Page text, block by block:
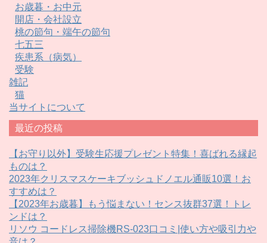
お歳暮・お中元
開店・会社設立
桃の節句・端午の節句
七五三
疾患系（病気）
受験
雑記
猫
当サイトについて
最近の投稿
【お守り以外】受験生応援プレゼント特集！喜ばれる縁起
ものは？
2023年クリスマスケーキブッシュドノエル通販10選！お
すすめは？
【2023年お歳暮】もう悩まない！センス抜群37選！トレ
ンドは？
リソウ コードレス掃除機RS-023口コミ|使い方や吸引力や